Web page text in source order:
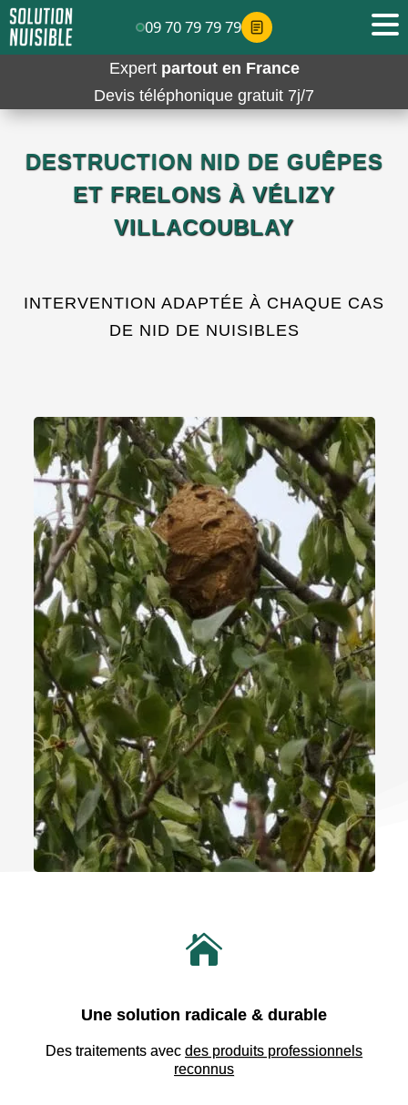
Expert partout en France
Devis téléphonique gratuit 7j/7
DESTRUCTION NID DE GUÊPES
ET FRELONS À VÉLIZY
VILLACOUBLAY
INTERVENTION ADAPTÉE À CHAQUE CAS
DE NID DE NUISIBLES

Une solution radicale & durable
Des traitements avec des produits professionnels
reconnus
09 70 79 79 79